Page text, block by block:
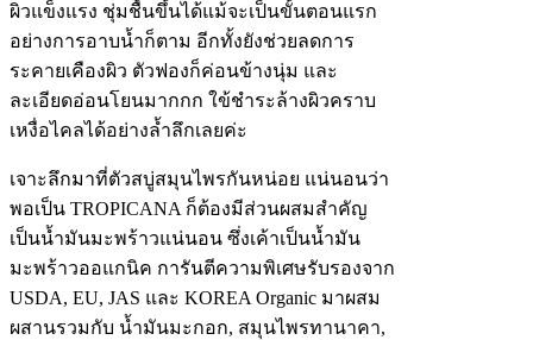
ผิวแข็งแรง ชุ่มชื้นขึ้นได้แม้จะเป็นขั้นตอนแรก
อย่างการอาบน้ำก็ตาม อีกทั้งยังช่วยลดการ
ระคายเคืองผิว ตัวฟองก็ค่อนข้างนุ่ม และ
ละเอียดอ่อนโยนมากกก ใข้ชำระล้างผิวคราบ
เหงื่อไคลได้อย่างล้ำลึกเลยค่ะ
เจาะลึกมาที่ตัวสบู่สมุนไพรกันหน่อย แน่นอนว่า
พอเป็น TROPICANA ก็ต้องมีส่วนผสมสำคัญ
เป็นน้ำมันมะพร้าวแน่นอน ซึ่งเค้าเป็นน้ำมัน
มะพร้าวออแกนิค การันตีความพิเศษรับรองจาก
USDA, EU, JAS และ KOREA Organic มาผสม
ผสานรวมกับ น้ำมันมะกอก, สมุนไพรทานาคา,